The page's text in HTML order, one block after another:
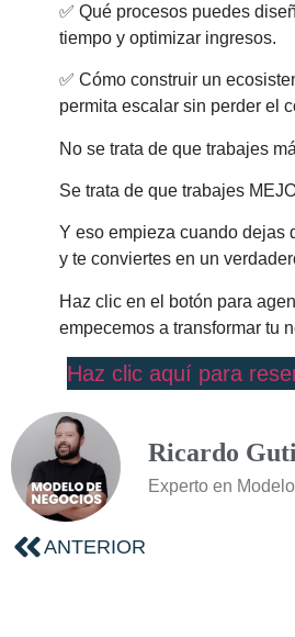
✅ Qué procesos puedes
tiempo y optimizar ingresos.
✅ Cómo construir un
permita escalar sin perder el
No se trata de que trabajes
Se trata de que trabajes
Y eso empieza cuando dejas
y te conviertes en un
Haz clic en el botón para
empecemos a transformar tu
Haz clic aquí para
Ricardo
Experto en
ANTERIOR